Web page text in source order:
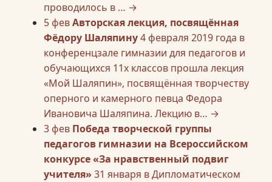
проводилось в … →
5 февАвторская лекция, посвящённая
Фёдору Шаляпину4 февраля 2019 года в
конференцзале гимназии для педагогов и
обучающихся 11х классов прошла лекция
«Мой Шаляпин», посвящённая творчеству
оперного и камерного певца Федора
Ивановича Шаляпина. Лекцию в… →
3 фев Победа творческой группы
педагогов гимназии на Всероссийском
конкурсе «За нравственный подвиг
учителя» 31 января в Дипломатическом